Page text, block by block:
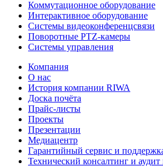
Коммутационное оборудование
Интерактивное оборудование
Системы видеоконференцсвязи
Поворотные PTZ-камеры
Системы управления
Компания
О нас
История компании RIWA
Доска почёта
Прайс-листы
Проекты
Презентации
Медиацентр
Гарантийный сервис и
Технический консалтинг и аудит